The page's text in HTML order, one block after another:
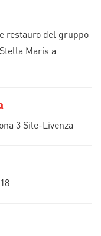
restauro del gruppo
Maris a
3 Sile-Livenza